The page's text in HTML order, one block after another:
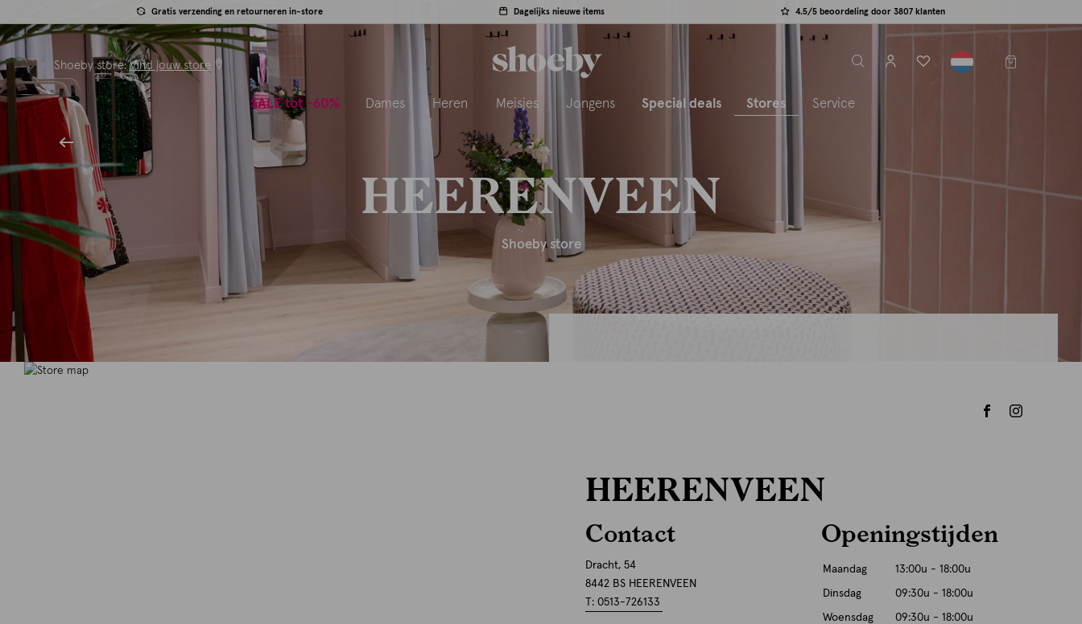
Gratis verzending en retourneren in-store Dagelijks nieuwe items 4.5/5 beoordeling door 3807 klanten
Shoeby store:Vind jouw store
label.header.toggle
SALE tot -60% Dames Heren Meisjes Jongens Special deals Stores Service
HEERENVEEN
Shoeby store
HEERENVEEN
Contact
Dracht, 54
8442 BS HEERENVEEN
T: 0513-726133
Openingstijden
Maandag 13:00u - 18:00u
Dinsdag 09:30u - 18:00u
Woensdag 09:30u - 18:00u